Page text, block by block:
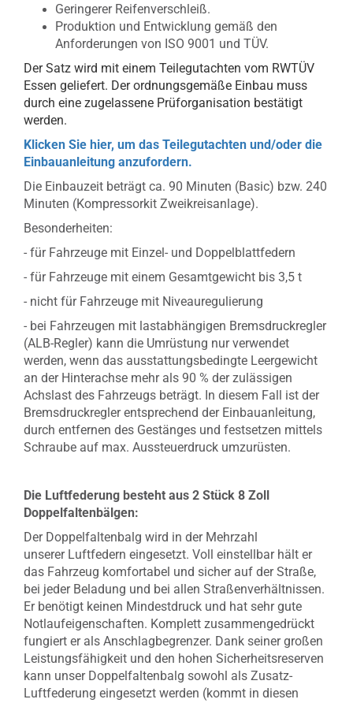
Geringerer Reifenverschleiß.
Produktion und Entwicklung gemäß den
Anforderungen von ISO 9001 und TÜV.
Der Satz wird mit einem Teilegutachten vom RWTÜV
Essen geliefert. Der ordnungsgemäße Einbau muss
durch eine zugelassene Prüforganisation bestätigt
werden.
Klicken Sie hier, um das Teilegutachten und/oder die
Einbauanleitung anzufordern.
Die Einbauzeit beträgt ca. 90 Minuten (Basic) bzw. 240
Minuten (Kompressorkit Zweikreisanlage).
Besonderheiten:
- für Fahrzeuge mit Einzel- und Doppelblattfedern
- für Fahrzeuge mit einem Gesamtgewicht bis 3,5 t
- nicht für Fahrzeuge mit Niveauregulierung
- bei Fahrzeugen mit lastabhängigen Bremsdruckregler
(ALB-Regler) kann die Umrüstung nur verwendet
werden, wenn das ausstattungsbedingte Leergewicht
an der Hinterachse mehr als 90 % der zulässigen
Achslast des Fahrzeugs beträgt. In diesem Fall ist der
Bremsdruckregler entsprechend der Einbauanleitung,
durch entfernen des Gestänges und festsetzen mittels
Schraube auf max. Aussteuerdruck umzurüsten.
Die Luftfederung besteht aus 2 Stück 8 Zoll
Doppelfaltenbälgen:
Der Doppelfaltenbalg wird in der Mehrzahl
unserer Luftfedern eingesetzt. Voll einstellbar hält er
das Fahrzeug komfortabel und sicher auf der Straße,
bei jeder Beladung und bei allen Straßenverhältnissen.
Er benötigt keinen Mindestdruck und hat sehr gute
Notlaufeigenschaften. Komplett zusammengedrückt
fungiert er als Anschlagbegrenzer. Dank seiner großen
Leistungsfähigkeit und den hohen Sicherheitsreserven
kann unser Doppelfaltenbalg sowohl als Zusatz-
Luftfederung eingesetzt werden (kommt in diesen